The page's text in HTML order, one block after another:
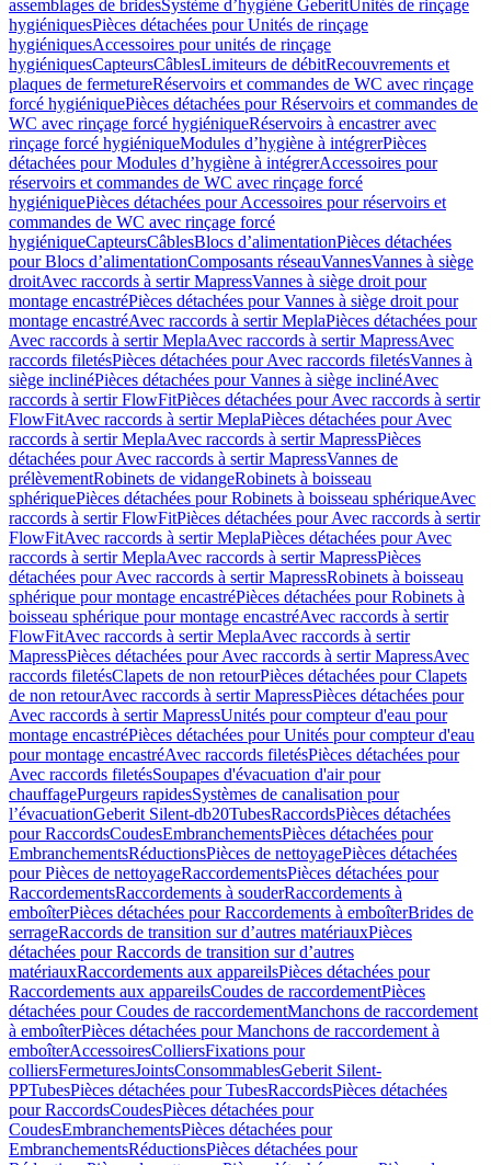
assemblages de bridesSystème d’hygiène GeberitUnités de rinçage
hygiéniquesPièces détachées pour Unités de rinçage
hygiéniquesAccessoires pour unités de rinçage
hygiéniquesCapteursCâblesLimiteurs de débitRecouvrements et
plaques de fermetureRéservoirs et commandes de WC avec rinçage
forcé hygiéniquePièces détachées pour Réservoirs et commandes de
WC avec rinçage forcé hygiéniqueRéservoirs à encastrer avec
rinçage forcé hygiéniqueModules d’hygiène à intégrerPièces
détachées pour Modules d’hygiène à intégrerAccessoires pour
réservoirs et commandes de WC avec rinçage forcé
hygiéniquePièces détachées pour Accessoires pour réservoirs et
commandes de WC avec rinçage forcé
hygiéniqueCapteursCâblesBlocs d’alimentationPièces détachées
pour Blocs d’alimentationComposants réseauVannesVannes à siège
droitAvec raccords à sertir MapressVannes à siège droit pour
montage encastréPièces détachées pour Vannes à siège droit pour
montage encastréAvec raccords à sertir MeplaPièces détachées pour
Avec raccords à sertir MeplaAvec raccords à sertir MapressAvec
raccords filetésPièces détachées pour Avec raccords filetésVannes à
siège inclinéPièces détachées pour Vannes à siège inclinéAvec
raccords à sertir FlowFitPièces détachées pour Avec raccords à sertir
FlowFitAvec raccords à sertir MeplaPièces détachées pour Avec
raccords à sertir MeplaAvec raccords à sertir MapressPièces
détachées pour Avec raccords à sertir MapressVannes de
prélèvementRobinets de vidangeRobinets à boisseau
sphériquePièces détachées pour Robinets à boisseau sphériqueAvec
raccords à sertir FlowFitPièces détachées pour Avec raccords à sertir
FlowFitAvec raccords à sertir MeplaPièces détachées pour Avec
raccords à sertir MeplaAvec raccords à sertir MapressPièces
détachées pour Avec raccords à sertir MapressRobinets à boisseau
sphérique pour montage encastréPièces détachées pour Robinets à
boisseau sphérique pour montage encastréAvec raccords à sertir
FlowFitAvec raccords à sertir MeplaAvec raccords à sertir
MapressPièces détachées pour Avec raccords à sertir MapressAvec
raccords filetésClapets de non retourPièces détachées pour Clapets
de non retourAvec raccords à sertir MapressPièces détachées pour
Avec raccords à sertir MapressUnités pour compteur d'eau pour
montage encastréPièces détachées pour Unités pour compteur d'eau
pour montage encastréAvec raccords filetésPièces détachées pour
Avec raccords filetésSoupapes d'évacuation d'air pour
chauffagePurgeurs rapidesSystèmes de canalisation pour
l’évacuationGeberit Silent-db20TubesRaccordsPièces détachées
pour RaccordsCoudesEmbranchementsPièces détachées pour
EmbranchementsRéductionsPièces de nettoyagePièces détachées
pour Pièces de nettoyageRaccordementsPièces détachées pour
RaccordementsRaccordements à souderRaccordements à
emboîterPièces détachées pour Raccordements à emboîterBrides de
serrageRaccords de transition sur d’autres matériauxPièces
détachées pour Raccords de transition sur d’autres
matériauxRaccordements aux appareilsPièces détachées pour
Raccordements aux appareilsCoudes de raccordementPièces
détachées pour Coudes de raccordementManchons de raccordement
à emboîterPièces détachées pour Manchons de raccordement à
emboîterAccessoiresColliersFixations pour
colliersFermeturesJointsConsommablesGeberit Silent-
PPTubesPièces détachées pour TubesRaccordsPièces détachées
pour RaccordsCoudesPièces détachées pour
CoudesEmbranchementsPièces détachées pour
EmbranchementsRéductionsPièces détachées pour